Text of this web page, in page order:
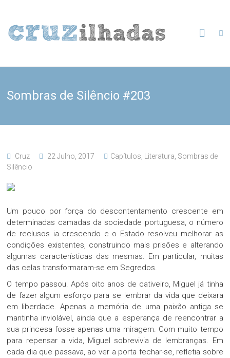
content
Cruzilhadas
Sombras de Silêncio #203
Cruz 22 Julho, 2017 Capítulos, Literatura, Sombras de
Silêncio
Um pouco por força do descontentamento crescente em
determinadas camadas da sociedade portuguesa, o número
de reclusos ia crescendo e o Estado resolveu melhorar as
condições existentes, construindo mais prisões e alterando
algumas características das mesmas. Em particular, muitas
das celas transformaram-se em Segredos.
O tempo passou. Após oito anos de cativeiro, Miguel já tinha
de fazer algum esforço para se lembrar da vida que deixara
em liberdade. Apenas a memória de uma paixão antiga se
mantinha inviolável, ainda que a esperança de reencontrar a
sua princesa fosse apenas uma miragem. Com muito tempo
para repensar a vida, Miguel sobrevivia de lembranças. Em
cada dia que passava, ao ver a porta fechar-se, refletia sobre